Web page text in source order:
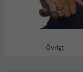
Övrigt